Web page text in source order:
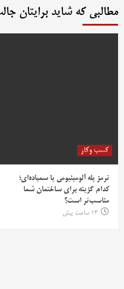
مطالبی که شاید برایتان
کسب وکار
ترمز پله آلومینیومی یا سمباده‌ای؛
کدام گزینه برای ساختمان شما
مناسب‌تر است؟
13 ساعت پیش